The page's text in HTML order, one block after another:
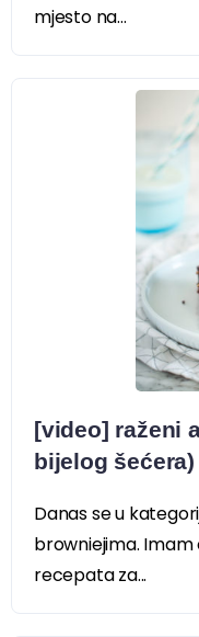
mjesto na...
[video] raženi
bijelog šećera)
Danas se u
browniejima. Imam
recepata za...